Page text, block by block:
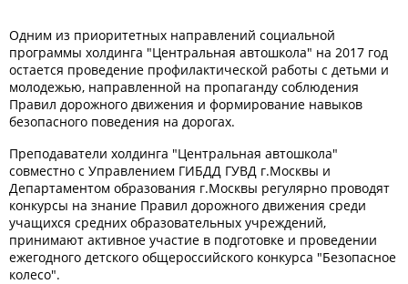
Одним из приоритетных направлений социальной
программы холдинга "Центральная автошкола" на 2017 год
остается проведение профилактической работы с детьми и
молодежью, направленной на пропаганду соблюдения
Правил дорожного движения и формирование навыков
безопасного поведения на дорогах.
Преподаватели холдинга "Центральная автошкола"
совместно с Управлением ГИБДД ГУВД г.Москвы и
Департаментом образования г.Москвы регулярно проводят
конкурсы на знание Правил дорожного движения среди
учащихся средних образовательных учреждений,
принимают активное участие в подготовке и проведении
ежегодного детского общероссийского конкурса "Безопасное
колесо".